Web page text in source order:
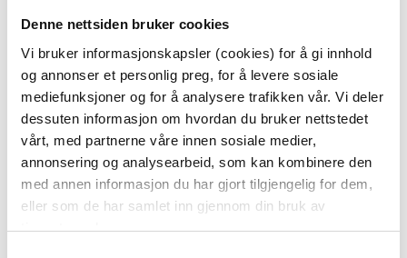
Denne nettsiden bruker cookies
Vi bruker informasjonskapsler (cookies) for å gi innhold
og annonser et personlig preg, for å levere sosiale
mediefunksjoner og for å analysere trafikken vår. Vi deler
dessuten informasjon om hvordan du bruker nettstedet
vårt, med partnerne våre innen sosiale medier,
annonsering og analysearbeid, som kan kombinere den
med annen informasjon du har gjort tilgjengelig for dem,
eller som de har samlet inn gjennom din bruk av
tjenestene deres.
KJØP KJØP